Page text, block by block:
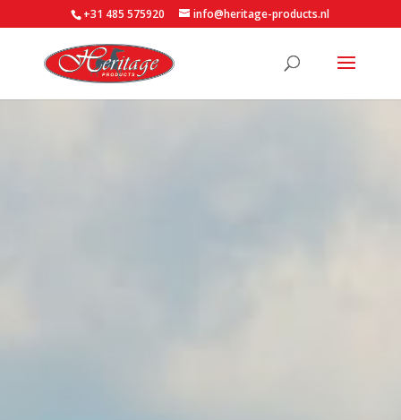
+31 485 575920 info@heritage-products.nl